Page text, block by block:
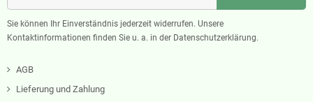
Sie können Ihr Einverständnis jederzeit widerrufen. Unsere
Kontaktinformationen finden Sie u. a. in der Datenschutzerklärung.
AGB
Lieferung und Zahlung